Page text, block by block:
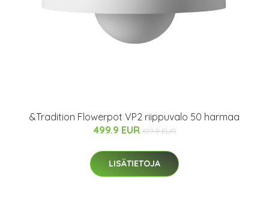
&Tradition Flowerpot VP2 riippuvalo 50 harmaa
499.9 EUR 619.9 EUR
LISÄTIETOJA